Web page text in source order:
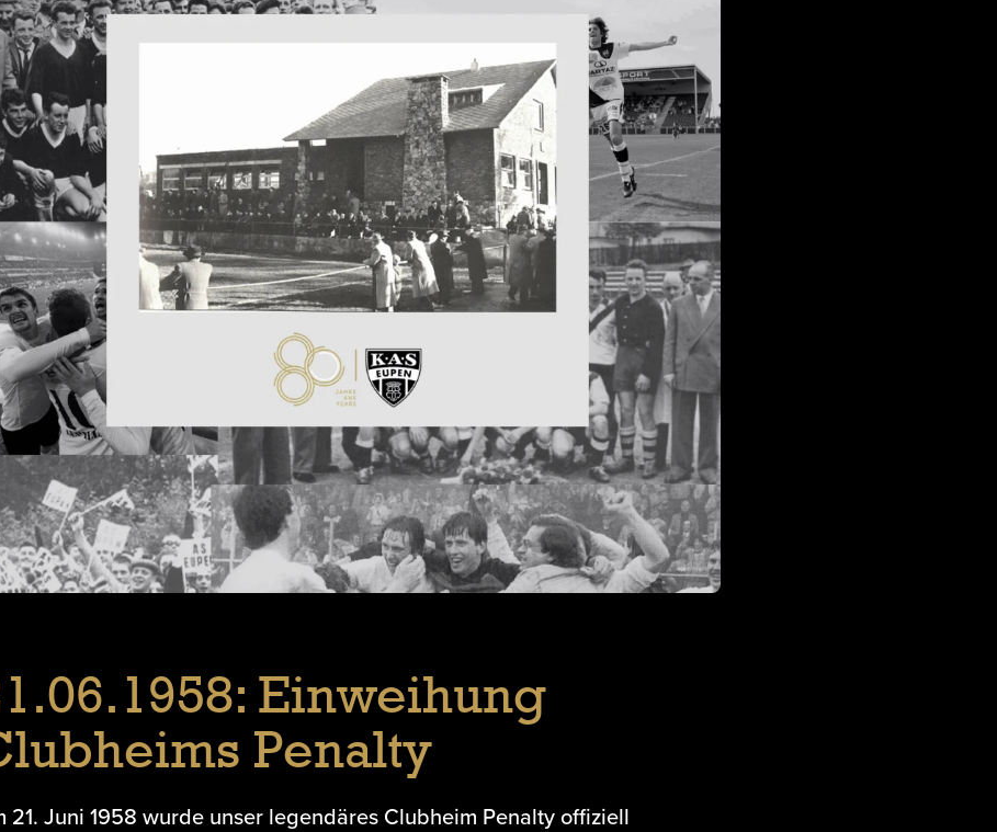
Einweihung
Penalty
21. Juni 1958 wurde unser legendäres Clubheim Penalty offiziell